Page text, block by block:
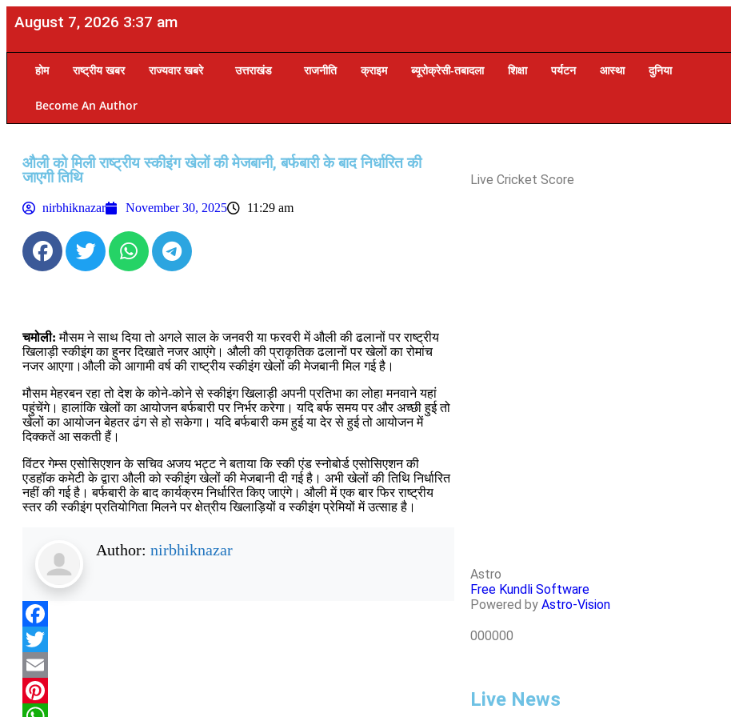
August 7, 2026 3:37 am
होम राष्ट्रीय खबर राज्यवार खबरे उत्तराखंड राजनीति क्राइम ब्यूरोक्रेसी-तबादला शिक्षा पर्यटन आस्था दुनिया
Become An Author
औली को मिली राष्ट्रीय स्कीइंग खेलों की मेजबानी, बर्फबारी के बाद निर्धारित की
जाएगी तिथि
nirbhiknazar November 30, 2025 11:29 am
चमोली: मौसम ने साथ दिया तो अगले साल के जनवरी या फरवरी में औली की ढलानों पर राष्ट्रीय
खिलाड़ी स्कीइंग का हुनर दिखाते नजर आएंगे। औली की प्राकृतिक ढलानों पर खेलों का रोमांच
नजर आएगा।औली को आगामी वर्ष की राष्ट्रीय स्कीइंग खेलों की मेजबानी मिल गई है।
मौसम मेहरबन रहा तो देश के कोने-कोने से स्कीइंग खिलाड़ी अपनी प्रतिभा का लोहा मनवाने यहां
पहुंचेंगे। हालांकि खेलों का आयोजन बर्फबारी पर निर्भर करेगा। यदि बर्फ समय पर और अच्छी हुई तो
खेलों का आयोजन बेहतर ढंग से हो सकेगा। यदि बर्फबारी कम हुई या देर से हुई तो आयोजन में
दिक्कतें आ सकती हैं।
विंटर गेम्स एसोसिएशन के सचिव अजय भट्ट ने बताया कि स्की एंड स्नोबोर्ड एसोसिएशन की
एडहॉक कमेटी के द्वारा औली को स्कीइंग खेलों की मेजबानी दी गई है। अभी खेलों की तिथि निर्धारित
नहीं की गई है। बर्फबारी के बाद कार्यक्रम निर्धारित किए जाएंगे। औली में एक बार फिर राष्ट्रीय
स्तर की स्कीइंग प्रतियोगिता मिलने पर क्षेत्रीय खिलाड़ियों व स्कीइंग प्रेमियों में उत्साह है।
Author: nirbhiknazar
Facebook
Twitter
Email
Live Cricket Score
Astro
Free Kundli Software
Powered by Astro-Vision
000000
Live News